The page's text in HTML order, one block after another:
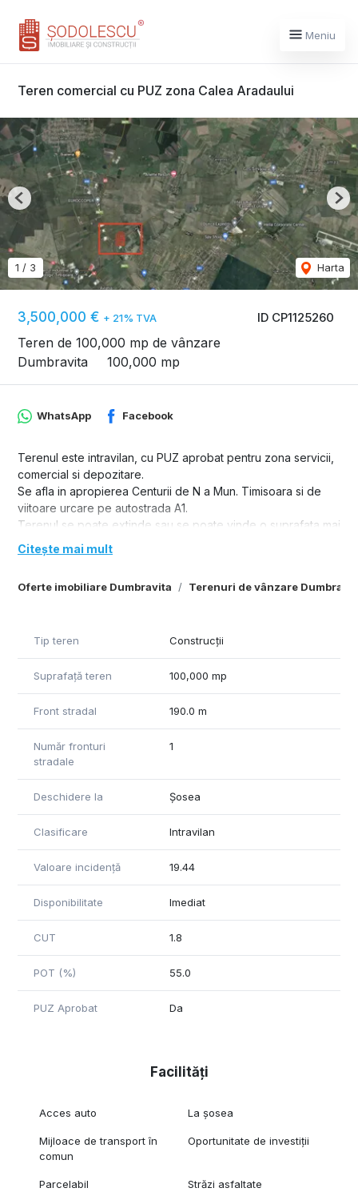
Meniu
Teren comercial cu PUZ zona Calea Aradaului
ID CP1125260
3,500,000 € + 21% TVA
Teren de 100,000 mp de vânzare
Dumbravita
100,000 mp
1 / 3 Harta
Previous
Oferte imobiliare Dumbravita Terenuri de vânzare
WhatsApp Facebook
Terenul este intravilan, cu PUZ aprobat pentru zona servicii,
comercial si depozitare.
Se afla in apropierea Centurii de N a Mun. Timisoara si de
viitoare urcare pe autostrada A1.
Terenul se poate extinde sau se poate vinde o suprafata mai
mica.
Citește mai mult
Tip teren Construcții
Suprafață teren 100,000 mp
Front stradal 190.0 m
Număr fronturi
stradale
1
Deschidere la Șosea
Clasificare Intravilan
Valoare incidență 19.44
Disponibilitate Imediat
CUT 1.8
POT (%) 55.0
PUZ Aprobat Da
Facilități
Acces auto La șosea
Mijloace de transport în
comun
Oportunitate de investiții
Parcelabil Străzi asfaltate